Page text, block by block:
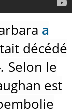
a
décédé
Selon le
est